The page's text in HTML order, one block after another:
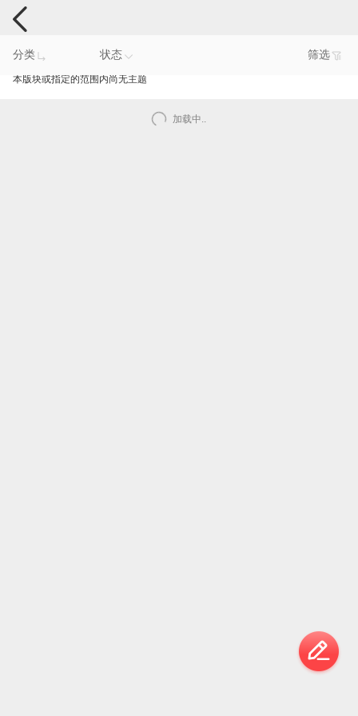
手机反馈
分类 状态 筛选
本版块或指定的范围内尚无主题
加载中..